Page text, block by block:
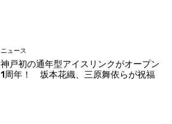
ニュース
神戸初の通年型アイスリンクがオープン
1周年！ 坂本花織、三原舞依らが祝福